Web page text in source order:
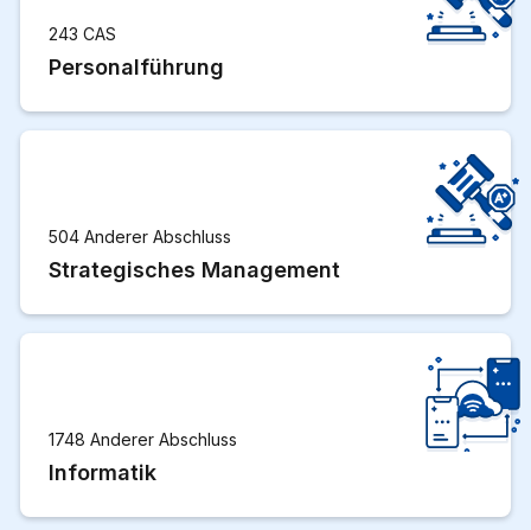
243 CAS
Personalführung
504 Anderer Abschluss
Strategisches Management
1748 Anderer Abschluss
Informatik